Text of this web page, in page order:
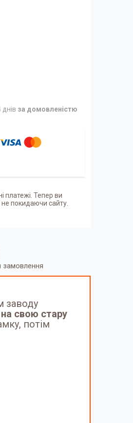
за домовленістю
платежі. Тепер ви
покидаючи сайту.
замовлення
заводу
свою стару
потім